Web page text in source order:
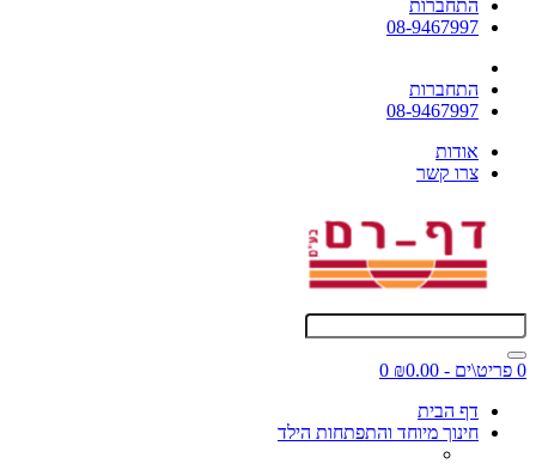
התחברות
08-9467997
התחברות
08-9467997
אודות
צרו קשר
0 פריט\ים - ₪0.00
0
דף הבית
חינוך מיוחד והתפתחות הילד